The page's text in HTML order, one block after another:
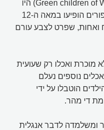
הילדים הירוקים של וולפיט (Green children of Woolpit) היו
שני ילדים בעלי עור ירוק שלפי הסיפורים הופיעו במאה ה-12
ואחות, שפרט לצבע עורם
מוכרת ואכלו רק שעועית
נוספים נעלם
הוטבלו על ידי
מת די מהר.
ומשלמדה לדבר אנגלית